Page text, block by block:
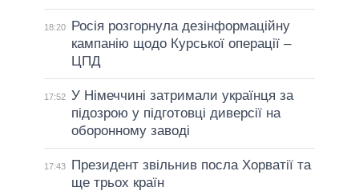
18:20
Росія розгорнула дезінформаційну
кампанію щодо Курської операції –
ЦПД
17:52 У Німеччині затримали українця за
підозрою у підготовці диверсії на
оборонному заводі
17:43
Президент звільнив посла Хорватії та
ще трьох країн